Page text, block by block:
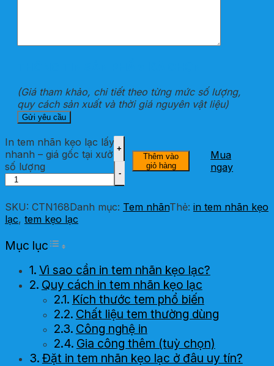
(Giá tham khảo, chi tiết theo từng mức số lượng,
quy cách sản xuất và thời giá nguyên vật liệu)
In tem nhãn kẹo lạc lấy
nhanh – giá gốc tại xưởng
số lượng
Thêm vào
giỏ hàng
Mua
ngay
SKU: CTN168Danh mục: Tem nhãnThẻ: in tem nhãn kẹo
lạc, tem kẹo lạc
Mục lục Toggle Table of Content
Vì sao cần in tem nhãn kẹo lạc?
Quy cách in tem nhãn kẹo lạc
Kích thước tem phổ biến
Chất liệu tem thường dùng
Công nghệ in
Gia công thêm (tuỳ chọn)
Đặt in tem nhãn kẹo lạc ở đâu uy tín?